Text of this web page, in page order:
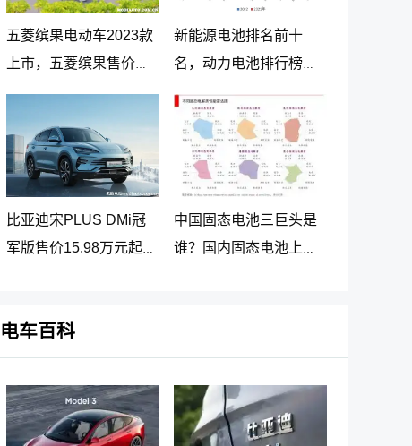
五菱缤果电动车2023款
上市，五菱缤果售价
5.98万起
新能源电池排名前十
名，动力电池排行榜前
十名
比亚迪宋PLUS DMi冠
军版售价15.98万元起，
中国固态电池三巨头是
谁？国内固态电池上市
电车百科